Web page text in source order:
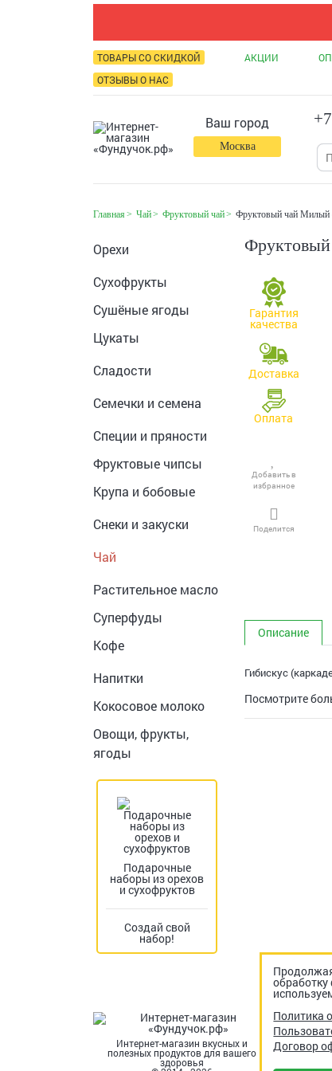
ТОВАРЫ СО СКИДКОЙ АКЦИИ
ОТЗЫВЫ О НАС
Ваш город
Москва
Главная Чай Фруктовый чай Фруктовый чай Милый
Орехи
Сухофрукты
Сушёные ягоды
Цукаты
Сладости
Семечки и семена
Специи и пряности
Фруктовые чипсы
Крупа и бобовые
Снеки и закуски
Чай
Растительное масло
Суперфуды
Кофе
Напитки
Кокосовое молоко
Овощи, фрукты,
ягоды
Подарочные
наборы из орехов
и сухофруктов
Создай свой
набор!
Гарантия
качества
Доставка
Оплата
Добавить в
избранное
Поделится
Описание
Гибискус
Посмотрите
Интернет-магазин вкусных и
полезных продуктов для вашего
здоровья
Политика
Договор